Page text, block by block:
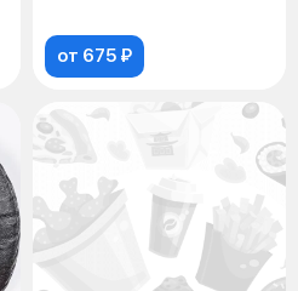
от 675 ₽